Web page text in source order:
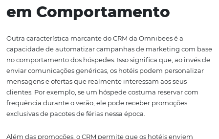
que podem ser essenciais para a conversão.
Essa abordagem não apenas aumenta a eficácia das
campanhas, mas também melhora a experiência do
Quando um hotel entende as preferências e o
de seus clientes, ele pode se comunicar com eles de
relevante e impactante. Assim, a segmentação
torna um verdadeiro diferencial competitivo no
hoteleiro.